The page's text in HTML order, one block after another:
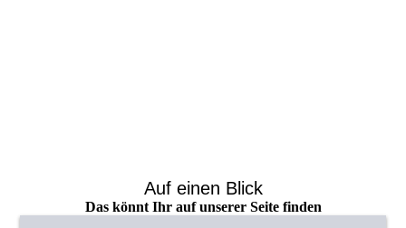
Auf einen Blick
Das könnt Ihr auf unserer Seite finden